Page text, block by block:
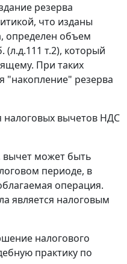
резерва
что изданы
определен объем
(л.д.111 т.2), который
При таких
"накопление" резерва
налоговых вычетов НДС
может быть
периоде, в
операция.
является налоговым
налогового
практику по